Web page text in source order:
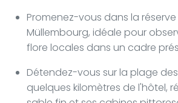
Promenez-vous dans la
Müllembourg, idéale pour
flore locales dans un cadre
Détendez-vous sur la plage
quelques kilomètres de l'hôtel,